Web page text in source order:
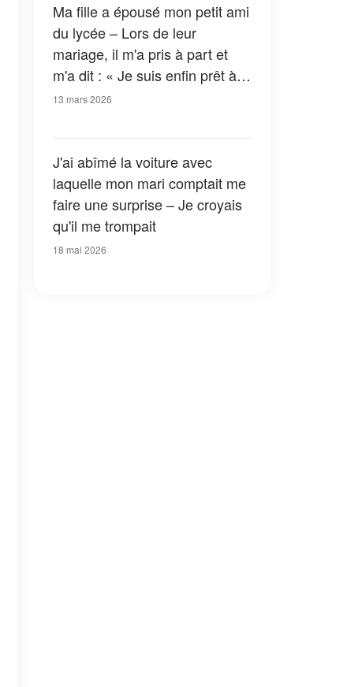
Ma fille a épousé mon petit ami
du lycée – Lors de leur
mariage, il m'a pris à part et
m'a dit : « Je suis enfin prêt à
te dire la vérité »
13 mars 2026
J'ai abîmé la voiture avec
laquelle mon mari comptait me
faire une surprise – Je croyais
qu'il me trompait
18 mai 2026